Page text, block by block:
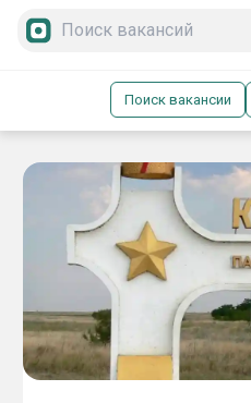
Поиск вакансии